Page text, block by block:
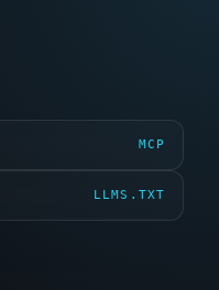
MCP
LLMS.TXT